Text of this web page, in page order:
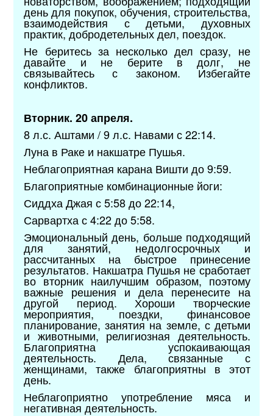
день для покупок, обучения, строительства,
взаимодействия с детьми, духовных
практик, добродетельных дел, поездок.
Не беритесь за несколько дел сразу, не
давайте и не берите в долг, не
связывайтесь с законом. Избегайте
конфликтов.
Вторник. 20 апреля.
8 л.с. Аштами / 9 л.с. Навами с 22:14.
Луна в Раке и накшатре Пушья.
Неблагоприятная карана Вишти до 9:59.
Благоприятные комбинационные йоги:
Сиддха Джая с 5:58 до 22:14,
Сарвартха с 4:22 до 5:58.
Эмоциональный день, больше подходящий
для занятий, недолгосрочных и
рассчитанных на быстрое принесение
результатов. Накшатра Пушья не сработает
во вторник наилучшим образом, поэтому
важные решения и дела перенесите на
другой период. Хороши творческие
мероприятия, поездки, финансовое
планирование, занятия на земле, с детьми
и животными, религиозная деятельность.
Благоприятна успокаивающая
деятельность. Дела, связанные с
женщинами, также благоприятны в этот
день.
Неблагоприятно употребление мяса и
негативная деятельность.